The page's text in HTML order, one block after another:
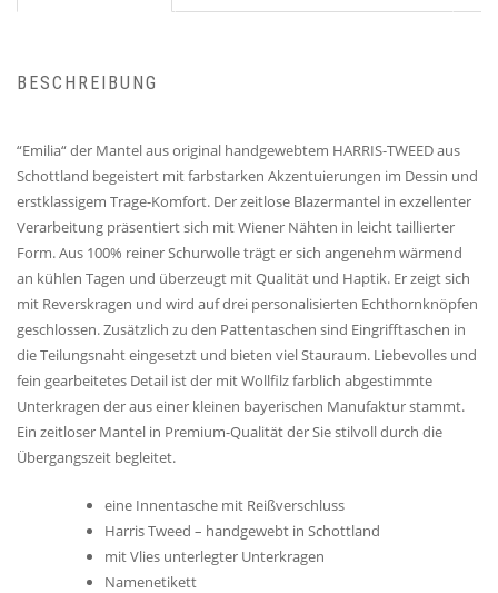
BESCHREIBUNG
“Emilia“ der Mantel aus original handgewebtem HARRIS-TWEED aus
Schottland begeistert mit farbstarken Akzentuierungen im Dessin und
erstklassigem Trage-Komfort. Der zeitlose Blazermantel in exzellenter
Verarbeitung präsentiert sich mit Wiener Nähten in leicht taillierter
Form. Aus 100% reiner Schurwolle trägt er sich angenehm wärmend
an kühlen Tagen und überzeugt mit Qualität und Haptik. Er zeigt sich
mit Reverskragen und wird auf drei personalisierten Echthornknöpfen
geschlossen. Zusätzlich zu den Pattentaschen sind Eingrifftaschen in
die Teilungsnaht eingesetzt und bieten viel Stauraum. Liebevolles und
fein gearbeitetes Detail ist der mit Wollfilz farblich abgestimmte
Unterkragen der aus einer kleinen bayerischen Manufaktur stammt.
Ein zeitloser Mantel in Premium-Qualität der Sie stilvoll durch die
Übergangszeit begleitet.
eine Innentasche mit Reißverschluss
Harris Tweed – handgewebt in Schottland
mit Vlies unterlegter Unterkragen
Namenetikett